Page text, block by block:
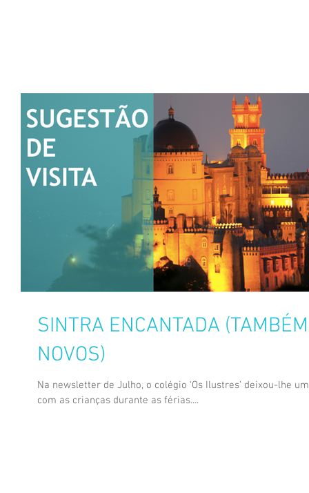
SINTRA ENCANTADA
NOVOS)
Na newsletter de Julho, o colégio ‘Os Ilustres’ deixou-lhe
com as crianças durante as férias....